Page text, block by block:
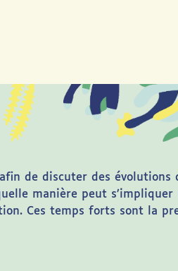
de discuter des évolutions
manière peut s’impliquer
Ces temps forts sont la